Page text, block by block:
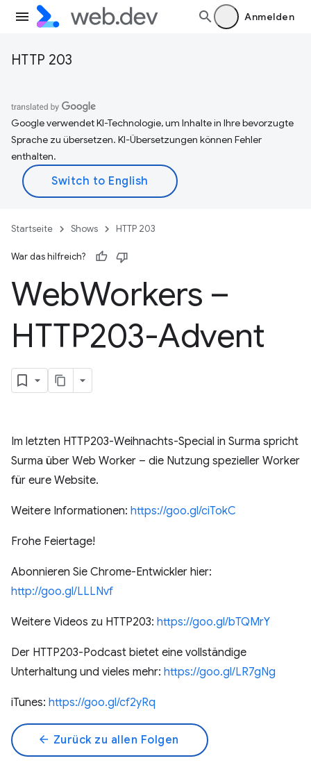
Anmelden
HTTP 203
Google verwendet KI-Technologie, um Inhalte in Ihre bevorzugte
Sprache zu übersetzen. KI-Übersetzungen können Fehler
enthalten.
Startseite Shows HTTP 203
War das hilfreich?
WebWorkers –
HTTP203-Advent
Im letzten HTTP203-Weihnachts-Special in Surma spricht
Surma über Web Worker – die Nutzung spezieller Worker
für eure Website.
Weitere Informationen: https://goo.gl/ciTokC
Frohe Feiertage!
Abonnieren Sie Chrome-Entwickler hier:
http://goo.gl/LLLNvf
Weitere Videos zu HTTP203: https://goo.gl/bTQMrY
Der HTTP203-Podcast bietet eine vollständige
Unterhaltung und vieles mehr: https://goo.gl/LR7gNg
iTunes: https://goo.gl/cf2yRq
arrow_back Zurück zu allen Folgen